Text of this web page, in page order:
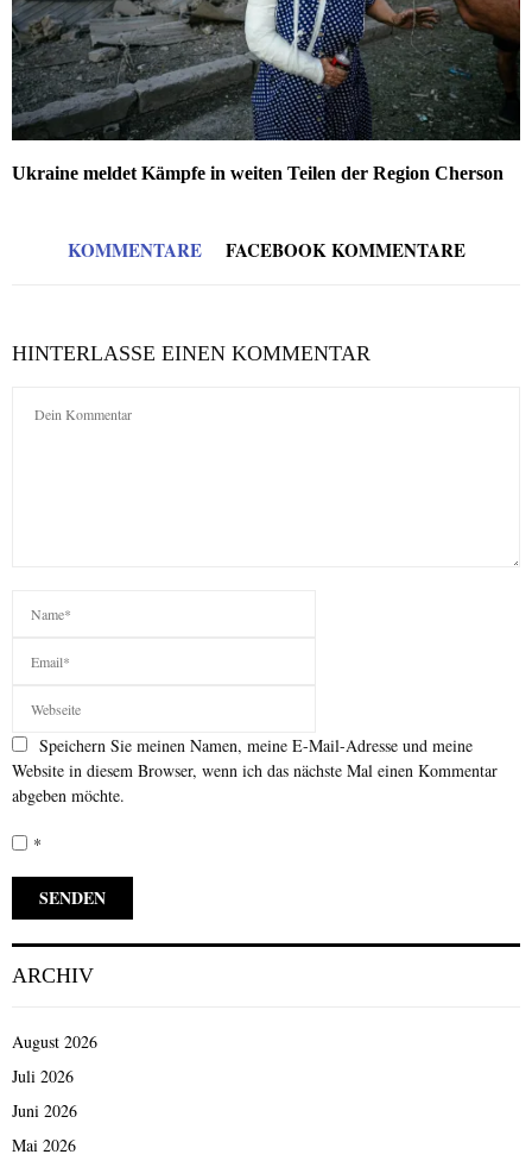
Ukraine meldet Kämpfe in weiten Teilen der Region Cherson
KOMMENTARE FACEBOOK KOMMENTARE
HINTERLASSE EINEN KOMMENTAR
Speichern Sie meinen Namen, meine E-Mail-Adresse und meine
Website in diesem Browser, wenn ich das nächste Mal einen Kommentar
abgeben möchte.
*
ARCHIV
August 2026
Juli 2026
Juni 2026
Mai 2026